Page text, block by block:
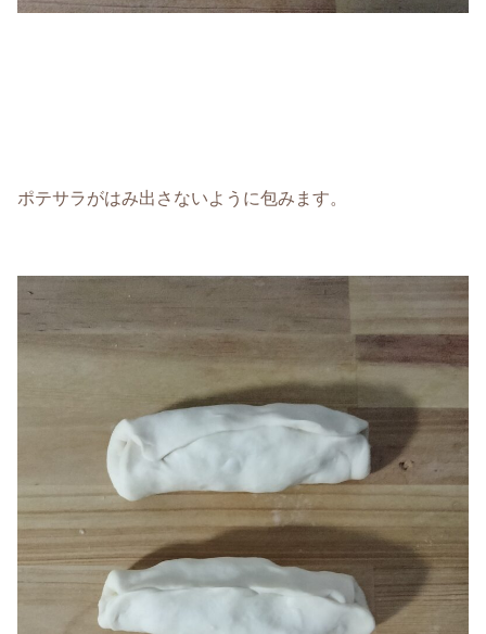
ポテサラがはみ出さないように包みます。